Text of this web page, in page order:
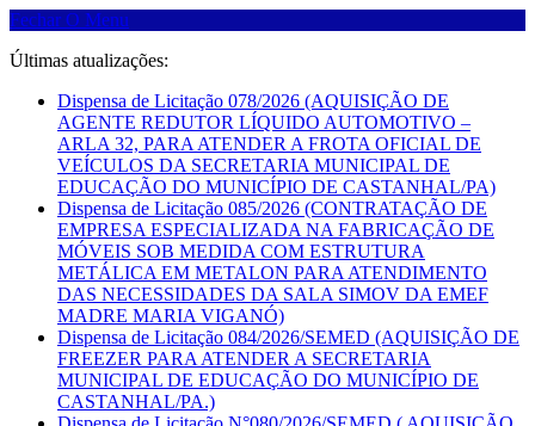
Fechar O Menu
Últimas atualizações:
Dispensa de Licitação 078/2026 (AQUISIÇÃO DE
AGENTE REDUTOR LÍQUIDO AUTOMOTIVO –
ARLA 32, PARA ATENDER A FROTA OFICIAL DE
VEÍCULOS DA SECRETARIA MUNICIPAL DE
EDUCAÇÃO DO MUNICÍPIO DE CASTANHAL/PA)
Dispensa de Licitação 085/2026 (CONTRATAÇÃO DE
EMPRESA ESPECIALIZADA NA FABRICAÇÃO DE
MÓVEIS SOB MEDIDA COM ESTRUTURA
METÁLICA EM METALON PARA ATENDIMENTO
DAS NECESSIDADES DA SALA SIMOV DA EMEF
MADRE MARIA VIGANÓ)
Dispensa de Licitação 084/2026/SEMED (AQUISIÇÃO DE
FREEZER PARA ATENDER A SECRETARIA
MUNICIPAL DE EDUCAÇÃO DO MUNICÍPIO DE
CASTANHAL/PA.)